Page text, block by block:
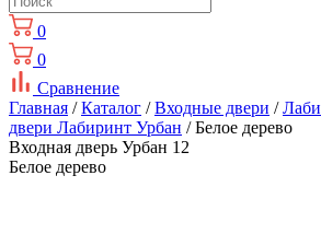
0
0
Сравнение
Главная /Каталог /Входные двери /
двери Лабиринт Урбан / Белое дерево
Входная дверь Урбан 12
Белое дерево